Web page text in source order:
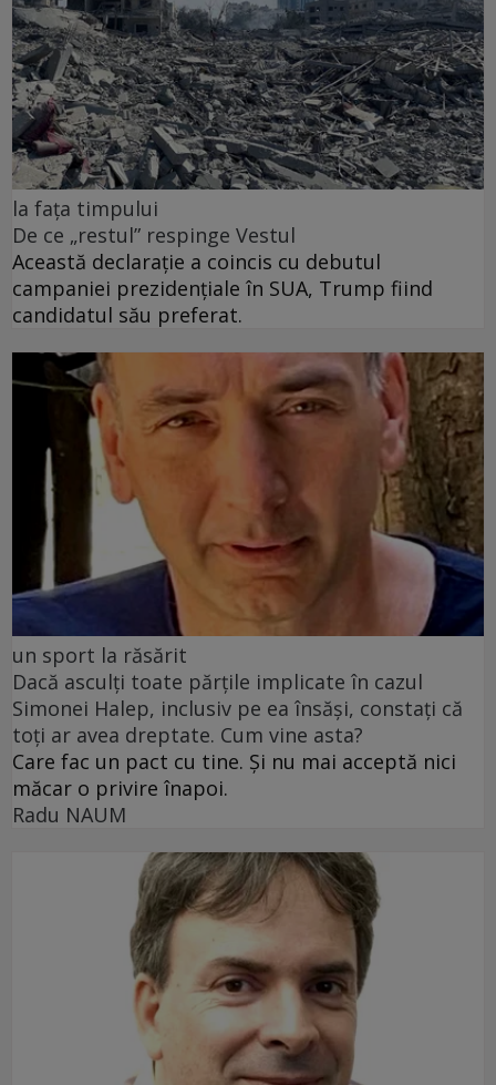
la fața timpului
De ce „restul” respinge Vestul
Această declarație a coincis cu debutul
campaniei prezidențiale în SUA, Trump fiind
candidatul său preferat.
un sport la răsărit
Dacă asculți toate părțile implicate în cazul
Simonei Halep, inclusiv pe ea însăși, constați că
toți ar avea dreptate. Cum vine asta?
Care fac un pact cu tine. Și nu mai acceptă nici
măcar o privire înapoi.
Radu NAUM